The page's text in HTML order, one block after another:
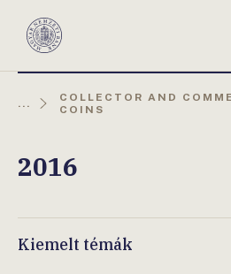
Magyar
...
COLLECTOR AND
COINS
2016
Kiemelt témák